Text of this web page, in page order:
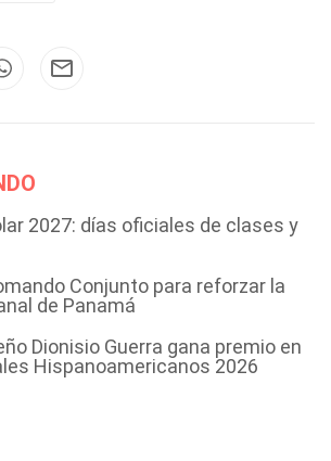
2027: días oficiales de clases y
Conjunto para reforzar la
de Panamá
Dionisio Guerra gana premio en
Hispanoamericanos 2026